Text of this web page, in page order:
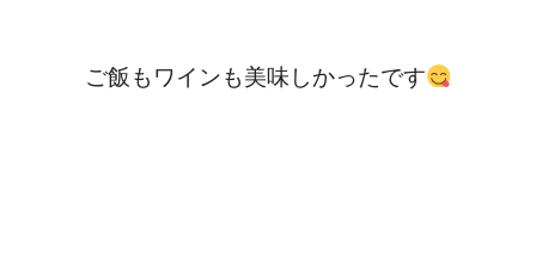
ご飯もワインも美味しかったです